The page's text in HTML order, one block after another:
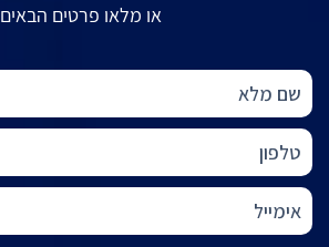
או מלאו פרטים הבאים